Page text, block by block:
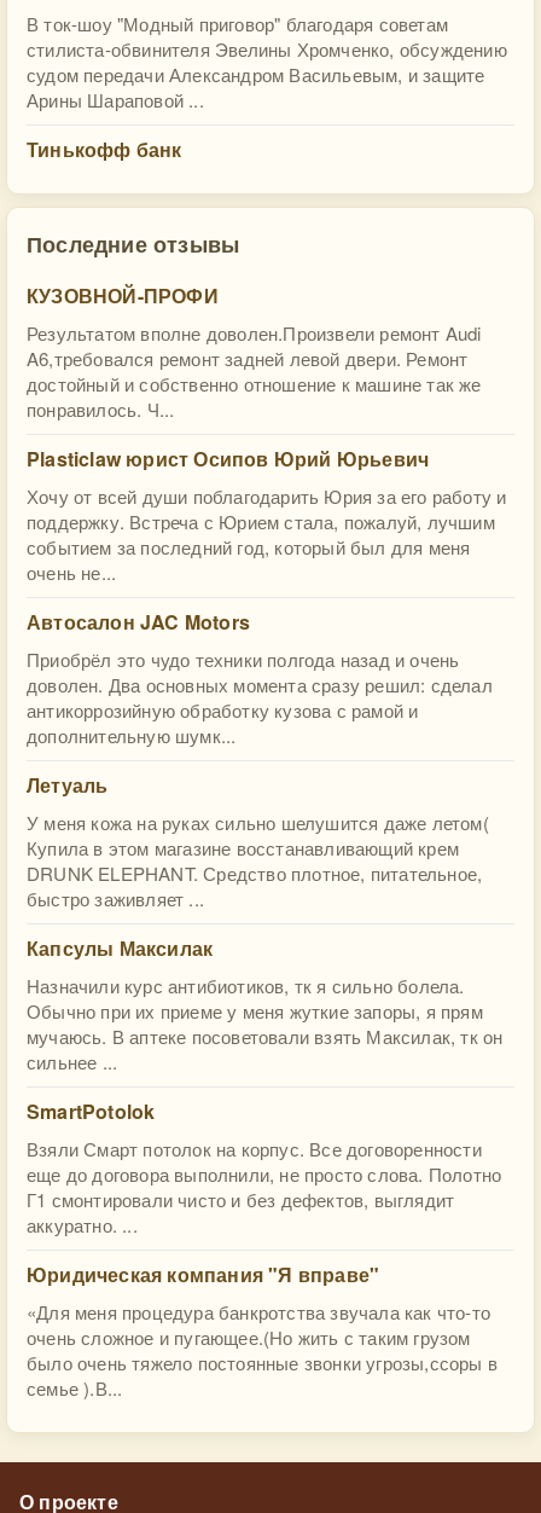
В ток-шоу "Модный приговор" благодаря советам
стилиста-обвинителя Эвелины Хромченко, обсуждению
судом передачи Александром Васильевым, и защите
Арины Шараповой ...
Тинькофф банк
Последние отзывы
КУЗОВНОЙ-ПРОФИ
Результатом вполне доволен.Произвели ремонт Audi
A6,требовался ремонт задней левой двери. Ремонт
достойный и собственно отношение к машине так же
понравилось. Ч...
Plasticlaw юрист Осипов Юрий Юрьевич
Хочу от всей души поблагодарить Юрия за его работу и
поддержку. Встреча с Юрием стала, пожалуй, лучшим
событием за последний год, который был для меня
очень не...
Автосалон JAC Motors
Приобрёл это чудо техники полгода назад и очень
доволен. Два основных момента сразу решил: сделал
антикоррозийную обработку кузова с рамой и
дополнительную шумк...
Летуаль
У меня кожа на руках сильно шелушится даже летом(
Купила в этом магазине восстанавливающий крем
DRUNK ELEPHANT. Средство плотное, питательное,
быстро заживляет ...
Капсулы Максилак
Назначили курс антибиотиков, тк я сильно болела.
Обычно при их приеме у меня жуткие запоры, я прям
мучаюсь. В аптеке посоветовали взять Максилак, тк он
сильнее ...
SmartPotolok
Взяли Смарт потолок на корпус. Все договоренности
еще до договора выполнили, не просто слова. Полотно
Г1 смонтировали чисто и без дефектов, выглядит
аккуратно. ...
Юридическая компания "Я вправе"
«Для меня процедура банкротства звучала как что-то
очень сложное и пугающее.(Но жить с таким грузом
было очень тяжело постоянные звонки угрозы,ссоры в
семье ).В...
О проекте